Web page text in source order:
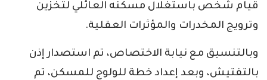
قيام شخص باستغلال مسكنه العائلي لتخزين
وترويج المخدرات والمؤثرات العقلية.
وبالتنسيق مع نيابة الاختصاص، تم استصدار إذن
بالتفتيش، وبعد إعداد خطة للولوج للمسكن، تم